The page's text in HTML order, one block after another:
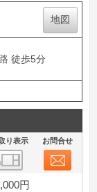
地図
徒歩5分
り表示 お問合せ
円